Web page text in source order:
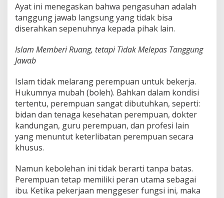
Ayat ini menegaskan bahwa pengasuhan adalah
tanggung jawab langsung yang tidak bisa
diserahkan sepenuhnya kepada pihak lain.
Islam Memberi Ruang, tetapi Tidak Melepas Tanggung
Jawab
Islam tidak melarang perempuan untuk bekerja.
Hukumnya mubah (boleh). Bahkan dalam kondisi
tertentu, perempuan sangat dibutuhkan, seperti:
bidan dan tenaga kesehatan perempuan, dokter
kandungan, guru perempuan, dan profesi lain
yang menuntut keterlibatan perempuan secara
khusus.
Namun kebolehan ini tidak berarti tanpa batas.
Perempuan tetap memiliki peran utama sebagai
ibu. Ketika pekerjaan menggeser fungsi ini, maka